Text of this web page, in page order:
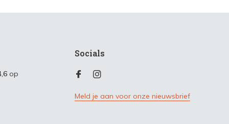
op
Socials
Meld je aan voor onze nieuwsbrief